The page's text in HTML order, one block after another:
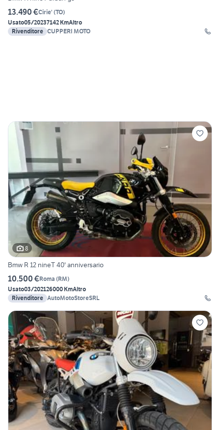
13.490 €Cirie' (TO)
Usato05/20237142 KmAltro
Rivenditore CUPPERI MOTO
8
Bmw R 12 nineT 40' anniversario
10.500 €Roma (RM)
Usato03/202126000 KmAltro
Rivenditore AutoMotoStoreSRL